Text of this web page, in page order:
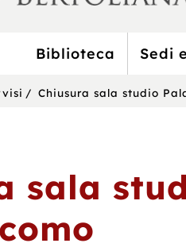
Biblioteca Sedi
Chiusura sala studio
sala